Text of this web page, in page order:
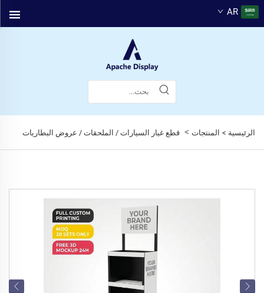
AR
الرئيسية > المنتجات > قطع غيار السيارات / الملحقات / عروض البطاريات